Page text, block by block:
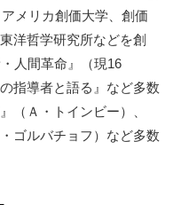
メリカ創価大学、創価
洋哲学研究所などを創
人間革命』（現16
指導者と語る』など多数
（Ａ・トインビー）、
ゴルバチョフ）など多数